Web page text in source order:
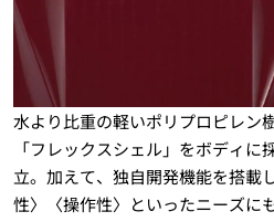
水より比重の軽いポリプロピレン
「フレックスシェル」をボディ
立。加えて、独自開発機能を搭載
性〉〈操作性〉といったニーズに